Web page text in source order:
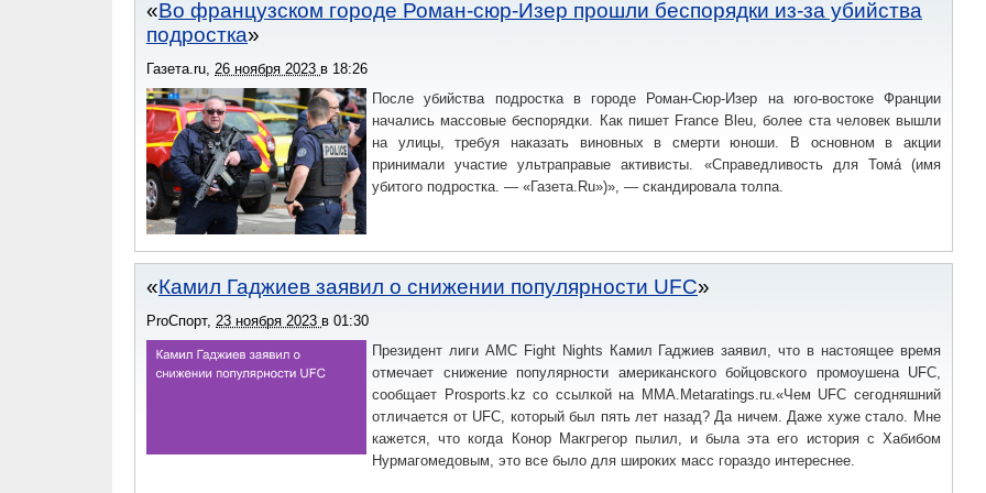
Бишкека.
Во французском городе Роман-сюр-Изер прошли беспорядки из-за убийства
подростка
Газета.ru 26 ноября 2023 в 18:26
После убийства подростка в городе Роман-Сюр-Изер на юго-востоке Франции
начались массовые беспорядки. Как пишет France Bleu, более ста человек вышли
на улицы, требуя наказать виновных в смерти юноши. В основном в акции
принимали участие ультраправые активисты. «Справедливость для Томá (имя
убитого подростка. — «Газета.Ru»)», — скандировала толпа.
Камил Гаджиев заявил о снижении популярности UFC
ProСпорт, 23 ноября 2023 в 01:30
Президент лиги AMC Fight Nights Камил Гаджиев заявил, что в настоящее время
отмечает снижение популярности американского бойцовского промоушена UFC,
сообщает Prosports.kz со ссылкой на MMA.Metaratings.ru.«Чем UFC сегодняшний
отличается от UFC, который был пять лет назад? Да ничем. Даже хуже стало. Мне
кажется, что когда Конор Макгрегор пылил, и была эта его история с Хабибом
Нурмагомедовым, это все было для широких масс гораздо интереснее.